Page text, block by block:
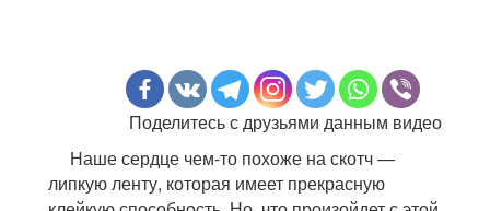
Поделитесь с друзьями данным видео
Наше сердце чем-то похоже на скотч —
липкую ленту, которая имеет прекрасную